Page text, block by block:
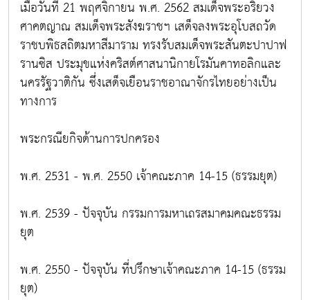
เมื่อวันที่ 21 พฤศจิกายน พ.ศ. 2562 สมเด็จพระอริยวง
ศาคตญาณ สมเด็จพระสังฆราชฯ เสด็จลงพระอุโบสถวัด
ราชบพิธสถิตมหาสีมาราม ทรงรับสมเด็จพระสันตะปาปาฟ
รานซิส ประมุขแห่งคริสต์ศาสนานิกายโรมันคาทอลิกและ
นครรัฐวาติกัน ซึ่งเสด็จเยือนราชอาณาจักรไทยอย่างเป็น
ทางการ
พระกรณียกิจด้านการปกครอง
พ.ศ. 2531 - พ.ศ. 2550 เจ้าคณะภาค 14-15 (ธรรมยุต)
พ.ศ. 2539 - ปัจจุบัน กรรมการมหาเถรสมาคมคณะธรรม
ยุต
พ.ศ. 2550 - ปัจจุบัน ที่ปรึกษาเจ้าคณะภาค 14-15 (ธรรม
ยุต)